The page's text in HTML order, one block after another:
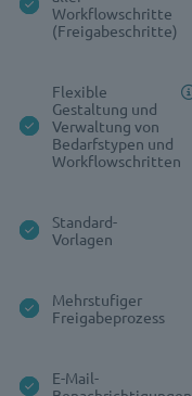
Workflowschritte
(Freigabeschritte)
Flexible
Gestaltung und
Verwaltung von
Bedarfstypen und
Workflowschritten
Standard-
Vorlagen
Mehrstufiger
Freigabeprozess
E-Mail-